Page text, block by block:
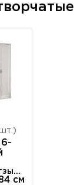
Нет отзывов
см